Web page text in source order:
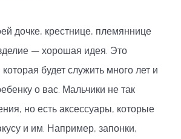
дочке, крестнице, племяннице
— хорошая идея. Это
будет служить много лет и
о вас. Мальчики не так
но есть аксессуары, которые
и им. Например, запонки,